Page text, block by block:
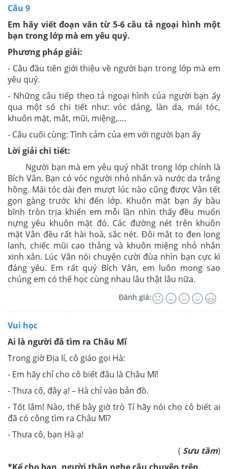
Câu 9
Em hãy viết đoạn văn từ 5-6 câu tả ngoại hình một
bạn trong lớp mà em yêu quý.
Phương pháp giải:
- Câu đầu tiên giới thiệu về người bạn trong lớp mà em
yêu quý.
- Những câu tiếp theo tả ngoại hình của người bạn ấy
qua một số chi tiết như: vóc dáng, làn da, mái tóc,
khuôn mặt, mắt, mũi, miệng,….
- Câu cuối cùng: Tình cảm của em với người bạn ấy
Lời giải chi tiết:
Người bạn mà em yêu quý nhất trong lớp chính là
Bích Vân. Bạn có vóc người nhỏ nhắn và nước da trắng
hồng. Mái tóc dài đen mượt lúc nào cũng được Vân tết
gọn gàng trước khi đến lớp. Khuôn mặt bạn ấy bầu
bĩnh tròn trịa khiến em mỗi lần nhìn thấy đều muốn
nựng yêu khuôn mặt đó. Các đường nét trên khuôn
mặt Vân đều rất hài hoà, sắc nét. Đôi mắt to đen long
lanh, chiếc mũi cao thẳng và khuôn miệng nhỏ nhắn
xinh xắn. Lúc Vân nói chuyện cười đùa nhìn bạn cực kì
đáng yêu. Em rất quý Bích Vân, em luôn mong sao
chúng em có thể học cùng nhau lâu thật lâu nữa.
Đánh giá:
Vui học
Ai là người đã tìm ra Châu Mĩ
Trong giờ Địa lí, cô giáo gọi Hà:
- Em hãy chỉ cho cô biết đâu là Châu Mĩ!
- Thưa cô, đây ạ! – Hà chỉ vào bản đồ.
- Tốt lắm! Nào, thế bây giờ trò Tí hãy nói cho cô biết ai
đã có công tìm ra Châu Mĩ?
- Thưa cô, bạn Hà ạ!
( Sưu tầm)